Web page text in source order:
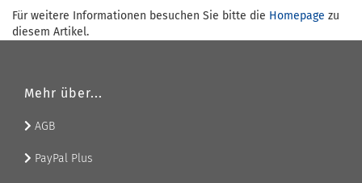
Für weitere Informationen besuchen Sie bitte die Homepage zu
diesem Artikel.
Mehr über...
AGB
PayPal Plus